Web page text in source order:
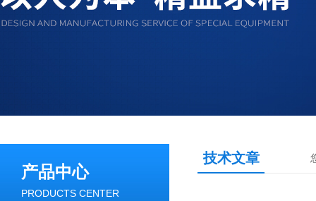
产品中心
PRODUCTS CENTER
技术文章